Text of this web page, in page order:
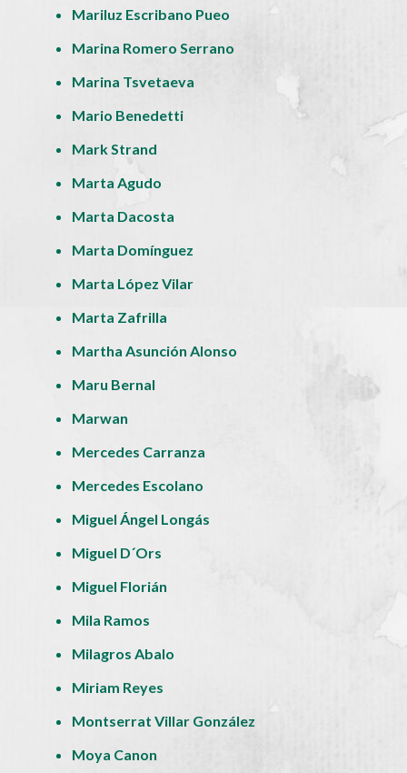
Mariluz Escribano Pueo
Marina Romero Serrano
Marina Tsvetaeva
Mario Benedetti
Mark Strand
Marta Agudo
Marta Dacosta
Marta Domínguez
Marta López Vilar
Marta Zafrilla
Martha Asunción Alonso
Maru Bernal
Marwan
Mercedes Carranza
Mercedes Escolano
Miguel Ángel Longás
Miguel D´Ors
Miguel Florián
Mila Ramos
Milagros Abalo
Miriam Reyes
Montserrat Villar González
Moya Canon